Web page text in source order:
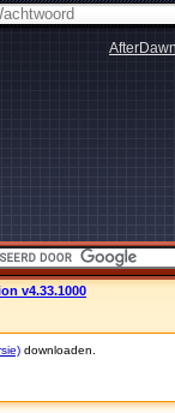
AfterDawn
v4.33.1000
downloaden.